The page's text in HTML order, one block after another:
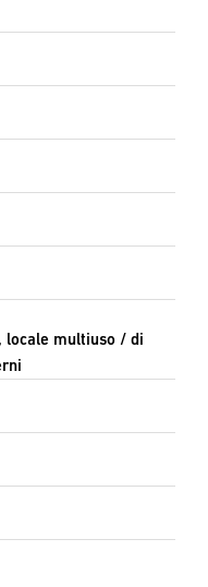
multiuso / di